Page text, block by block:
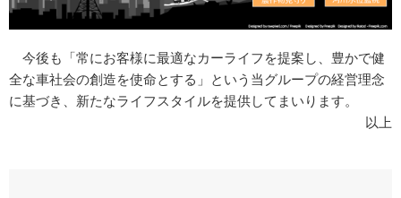
今後も「常にお客様に最適なカーライフを提案し、豊かで健
全な車社会の創造を使命とする」という当グループの経営理念
に基づき、新たなライフスタイルを提供してまいります。
以上